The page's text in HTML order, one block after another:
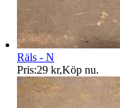
Räls - N
Pris:29 kr,Köp nu.